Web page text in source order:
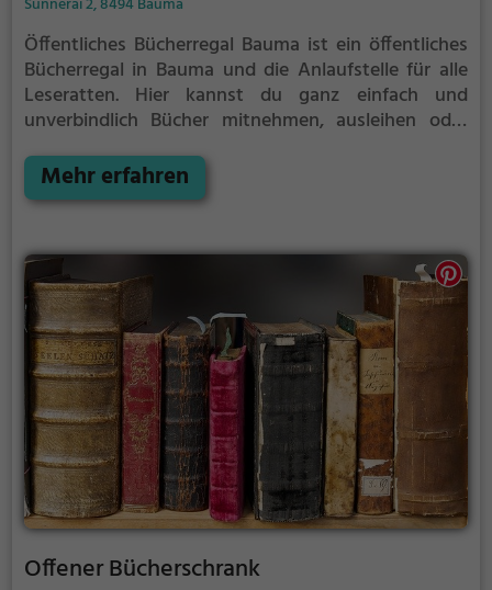
Öffentliches Bücherregal Bauma ist ein öffentliches
Bücherregal in Bauma und die Anlaufstelle für alle
Leseratten. Hier kannst du ganz einfach und
unverbindlich Bücher mitnehmen, ausleihen oder
Bücherregale leben - es gibt kein festes Sortiment,
der Bestand wechselt täglich.
Mehr erfahren
Offener Bücherschrank